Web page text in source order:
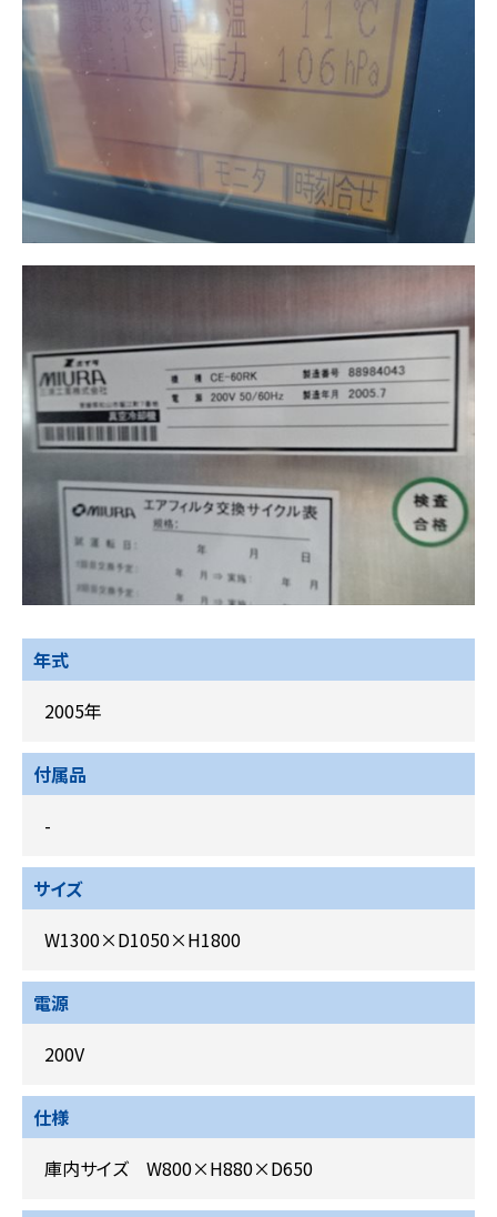
年式
2005年
付属品
-
サイズ
W1300×D1050×H1800
電源
200V
仕様
庫内サイズ W800×H880×D650